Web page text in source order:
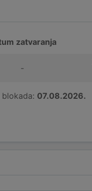
zatvaranja
-
07.08.2026.